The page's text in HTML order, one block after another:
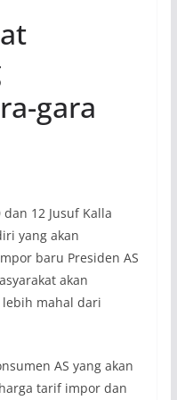
gara
dan 12 Jusuf Kalla
yang akan
baru Presiden AS
akan
lebih mahal dari
AS yang akan
tarif impor dan